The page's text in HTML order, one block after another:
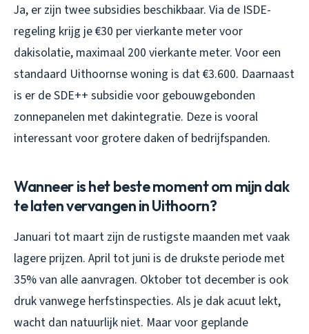
Ja, er zijn twee subsidies beschikbaar. Via de ISDE-
regeling krijg je €30 per vierkante meter voor
dakisolatie, maximaal 200 vierkante meter. Voor een
standaard Uithoornse woning is dat €3.600. Daarnaast
is er de SDE++ subsidie voor gebouwgebonden
zonnepanelen met dakintegratie. Deze is vooral
interessant voor grotere daken of bedrijfspanden.
Wanneer is het beste moment om mijn dak
te laten vervangen in Uithoorn?
Januari tot maart zijn de rustigste maanden met vaak
lagere prijzen. April tot juni is de drukste periode met
35% van alle aanvragen. Oktober tot december is ook
druk vanwege herfstinspecties. Als je dak acuut lekt,
wacht dan natuurlijk niet. Maar voor geplande